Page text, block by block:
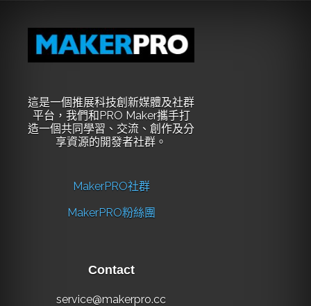
這是一個推展科技創新媒體及社群
平台，我們和PRO Maker攜手打
造一個共同學習、交流、創作及分
享資源的開發者社群。
MakerPRO社群
MakerPRO粉絲團
Contact
service@makerpro.cc